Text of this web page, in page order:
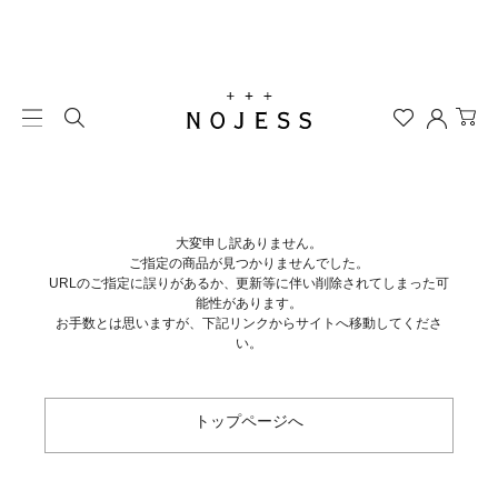
大変申し訳ありません。
ご指定の商品が見つかりませんでした。
URLのご指定に誤りがあるか、更新等に伴い削除されてしまった可
能性があります。
お手数とは思いますが、下記リンクからサイトへ移動してくださ
い。
トップページへ